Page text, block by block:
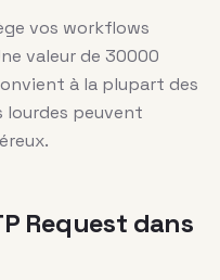
vos workflows
valeur de 30000
à la plupart des
lourdes peuvent
Request dans